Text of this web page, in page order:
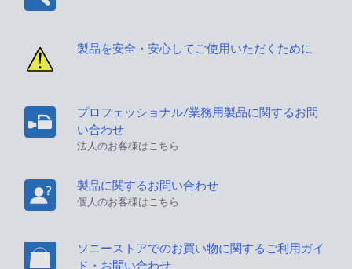
製品を安全・安心してご使用いただくために
プロフェッショナル/業務用製品に関するお問
い合わせ
法人のお客様はこちら
製品に関するお問い合わせ
個人のお客様はこちら
ソニーストアでのお買い物に関するご利用ガイ
ド・お問い合わせ